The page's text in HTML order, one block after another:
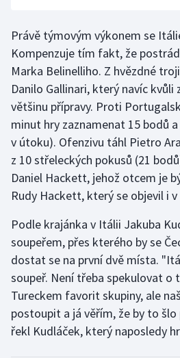
Short track
Sportovní střelba
Stolní tenis
Triatlon
Veslování
Vodní slalom
Volejbal
Ostatní
Právě týmovým výkonem se
Kompenzuje tím fakt, že
Marka Belinelliho. Z hvězdné
Danilo Gallinari, který navíc kvůli
většinu přípravy. Proti
minut hry zaznamenat 15 bodů
v útoku). Ofenzivu táhl Pietro
z 10 střeleckých pokusů (21
Daniel Hackett, jehož otcem je
Rudy Hackett, který se objevil i v
Podle krajánka v Itálii Jakuba
soupeřem, přes kterého by se
dostat se na první dvě místa.
soupeř. Není třeba spekulovat o
Tureckem favorit skupiny, ale
postoupit a já věřím, že by to
řekl Kudláček, který naposledy